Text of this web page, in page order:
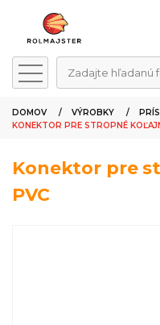
Zadajte hľadanú
DOMOV VÝROBKY
KONEKTOR PRE STROPNÉ
Konektor pre
PVC